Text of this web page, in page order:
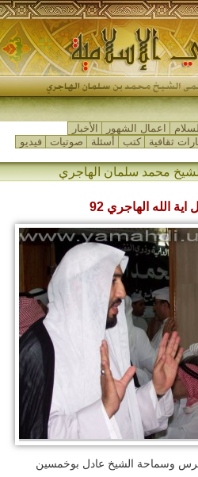
اعمال الشهور
الأخبار
ثقافية كتب أسئلة صوتيات
فيديو
محمد سلمان الهاجري
الله الهاجري 92
وسماحة الشيخ عادل بوخمسين